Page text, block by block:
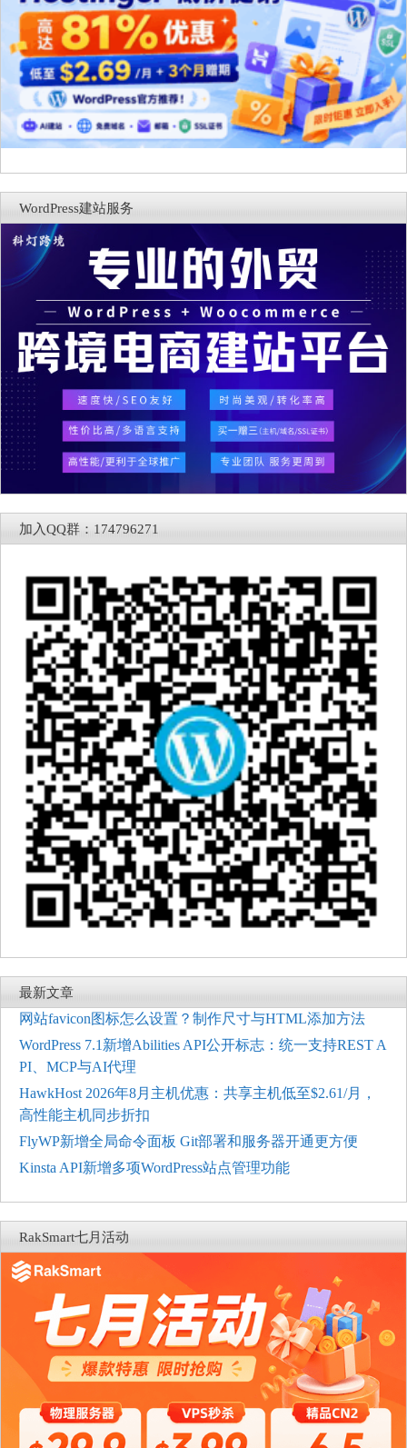
WordPress建站服务
加入QQ群：174796271
最新文章
网站favicon图标怎么设置？制作尺寸与HTML添加方法
WordPress 7.1新增Abilities API公开标志：统一支持REST A
PI、MCP与AI代理
HawkHost 2026年8月主机优惠：共享主机低至$2.61/月，
高性能主机同步折扣
FlyWP新增全局命令面板 Git部署和服务器开通更方便
Kinsta API新增多项WordPress站点管理功能
RakSmart七月活动